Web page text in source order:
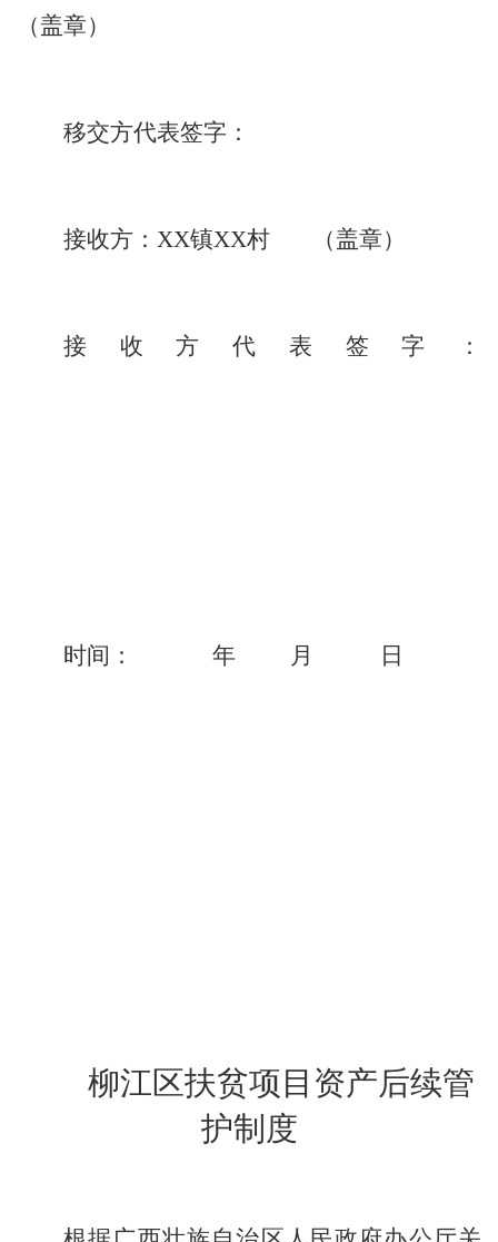
（盖章）
移交方代表签字：
接收方： XX镇XX村 （盖章）
接收方代表签字：
时间： 年 月 日
柳江区扶贫项目资产后续管
护制度